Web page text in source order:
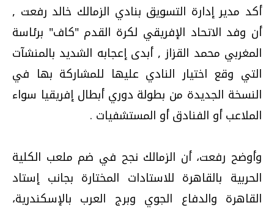
أكد مدير إدارة التسويق بنادي الزمالك خالد رفعت ,
أن وفد الاتحاد الإفريقي لكرة القدم "كاف" برئاسة
المغربي محمد القزاز , أبدى إعجابه الشديد بالمنشآت
التي وقع اختيار النادي عليها للمشاركة بها في
النسخة الجديدة من بطولة دوري أبطال إفريقيا سواء
الملاعب أو الفنادق أو المستشفيات .
وأوضح رفعت، أن الزمالك نجح في ضم ملعب الكلية
الحربية بالقاهرة للاستادات المختارة بجانب إستاد
القاهرة والدفاع الجوي وبرج العرب بالإسكندرية،